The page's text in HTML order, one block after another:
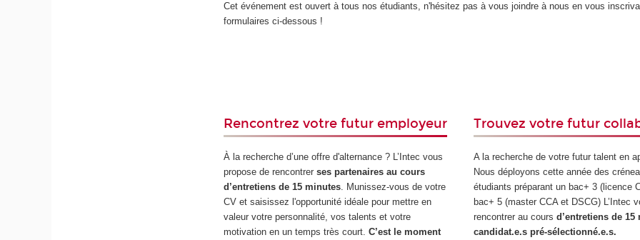
Cet événement est ouvert à tous nos étudiants, n'hésitez pas à vous joindre à nous en vous
formulaires ci-dessous !
Rencontrez votre futur employeur
À la recherche d’une offre d'alternance ? L’Intec vous
propose de rencontrerses partenaires au cours
d’entretiens de 15 minutes . Munissez-vous de votre
CV et saisissez l'opportunité idéale pour mettre en
valeur votre personnalité, vos talents et votre
motivation en un temps très court.C’est le moment
Trouvez votre futur
A la recherche de votre futur talent en
Nous déployons cette année des
étudiants préparant un bac+ 3 (licence
bac+ 5 (master CCA et DSCG) L’Intec
rencontrer au cours d’entretiens de 15
candidat.e.s pré-sélectionné.e.s.